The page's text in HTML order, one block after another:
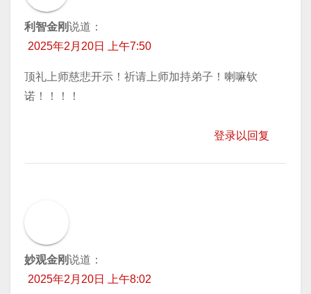
利智金刚说道：
2025年2月20日 上午7:50
顶礼上师慈悲开示！祈请上师加持弟子！喇嘛钦
诺！！！！
登录以回复
妙观金刚说道：
2025年2月20日 上午8:02